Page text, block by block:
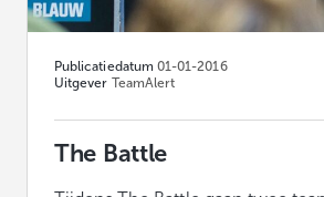
Publicatiedatum 01-01-2016
Uitgever TeamAlert
The Battle